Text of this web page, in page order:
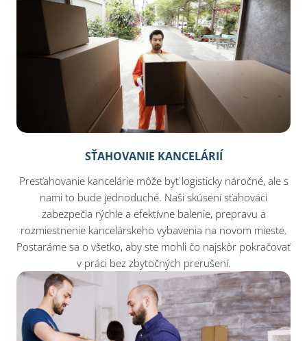
SŤAHOVANIE KANCELÁRIÍ
Presťahovanie kancelárie môže byť logisticky náročné, ale s
nami to bude jednoduché. Naši skúsení sťahováci
zabezpečia rýchle a efektívne balenie, prepravu a
rozmiestnenie kancelárskeho vybavenia na novom mieste.
Postaráme sa o všetko, aby ste mohli čo najskôr pokračovať
v práci bez zbytočných prerušení.​